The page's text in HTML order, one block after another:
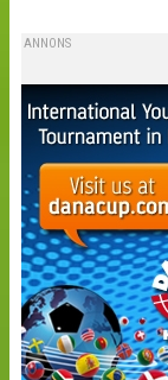
ANNONS